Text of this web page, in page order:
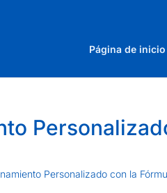
Página de inicio
Personalizado con la